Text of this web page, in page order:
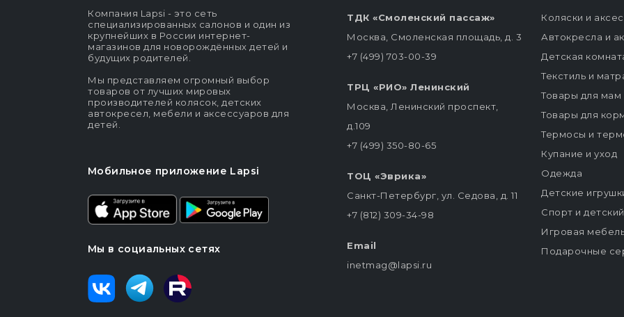
Компания Lapsi - это сеть
специализированных салонов и один из
крупнейших в России интернет-
магазинов для новорождённых детей и
будущих родителей.
Мы представляем огромный выбор
товаров от лучших мировых
производителей колясок, детских
автокресел, мебели и аксессуаров для
детей.
Мобильное приложение Lapsi
Мы в социальных сетях
ТДК «Смоленский пассаж»
Москва, Смоленская площадь, д. 3
+7 (499) 703-00-39
ТРЦ «РИО» Ленинский
Москва, Ленинский проспект,
д.109
+7 (499) 350-80-65
ТОЦ «Эврика»
Санкт-Петербург, ул. Седова, д. 11
+7 (812) 309-34-98
Email
inetmag@lapsi.ru
Коляски и
Автокресла и
Детская
Текстиль и
Товары для мам
Товары для
Термосы и
Купание и уход
Одежда
Детские
Спорт и
Игровая
Подарочные